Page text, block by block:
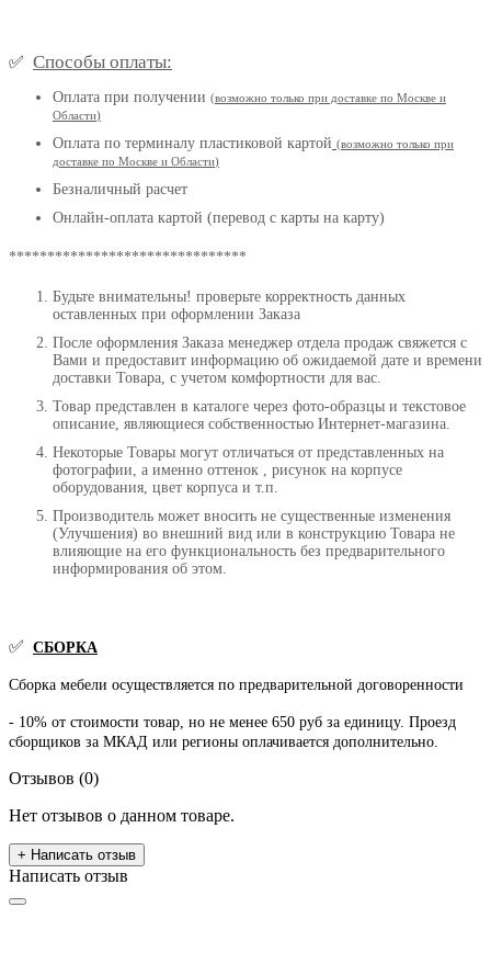
✅ Способы оплаты:
Оплата при получении (возможно только при доставке по Москве и
Области)
Оплата по терминалу пластиковой картой (возможно только при
доставке по Москве и Области)
Безналичный расчет
Онлайн-оплата картой (перевод с карты на карту)
*******************************
Будьте внимательны! проверьте корректность данных
оставленных при оформлении Заказа
После оформления Заказа менеджер отдела продаж свяжется с
Вами и предоставит информацию об ожидаемой дате и времени
доставки Товара, с учетом комфортности для вас.
Товар представлен в каталоге через фото-образцы и текстовое
описание, являющиеся собственностью Интернет-магазина.
Некоторые Товары могут отличаться от представленных на
фотографии, а именно оттенок , рисунок на корпусе
оборудования, цвет корпуса и т.п.
Производитель может вносить не существенные изменения
(Улучшения) во внешний вид или в конструкцию Товара не
влияющие на его функциональность без предварительного
информирования об этом.
✅ СБОРКА
Сборка мебели осуществляется по предварительной договоренности
- 10% от стоимости товар, но не менее 650 руб за единицу. Проезд
сборщиков за МКАД или регионы оплачивается дополнительно.
Отзывов (0)
Нет отзывов о данном товаре.
+ Написать отзыв
Написать отзыв